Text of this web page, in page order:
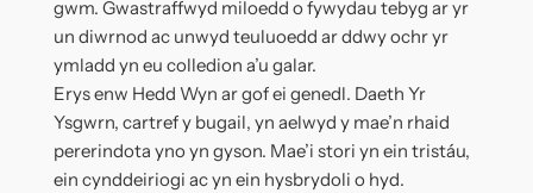
gwm. Gwastraffwyd miloedd o fywydau tebyg ar yr
un diwrnod ac unwyd teuluoedd ar ddwy ochr yr
ymladd yn eu colledion a’u galar.
Erys enw Hedd Wyn ar gof ei genedl. Daeth Yr
Ysgwrn, cartref y bugail, yn aelwyd y mae’n rhaid
pererindota yno yn gyson. Mae’i stori yn ein tristáu,
ein cynddeiriogi ac yn ein hysbrydoli o hyd.